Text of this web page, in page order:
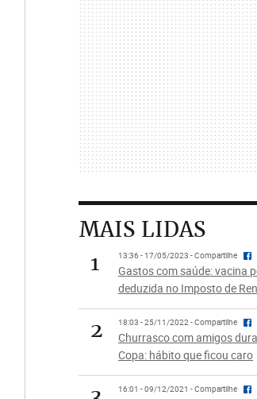
MAIS LIDAS
1
13:36 - 17/05/2023 - Compartilhe
Gastos com saúde: vacina
deduzida no Imposto de
2 18:03 - 25/11/2022 - Compartilhe
Churrasco com amigos
Copa: hábito que ficou caro
16:01 - 09/12/2021 - Compartilhe